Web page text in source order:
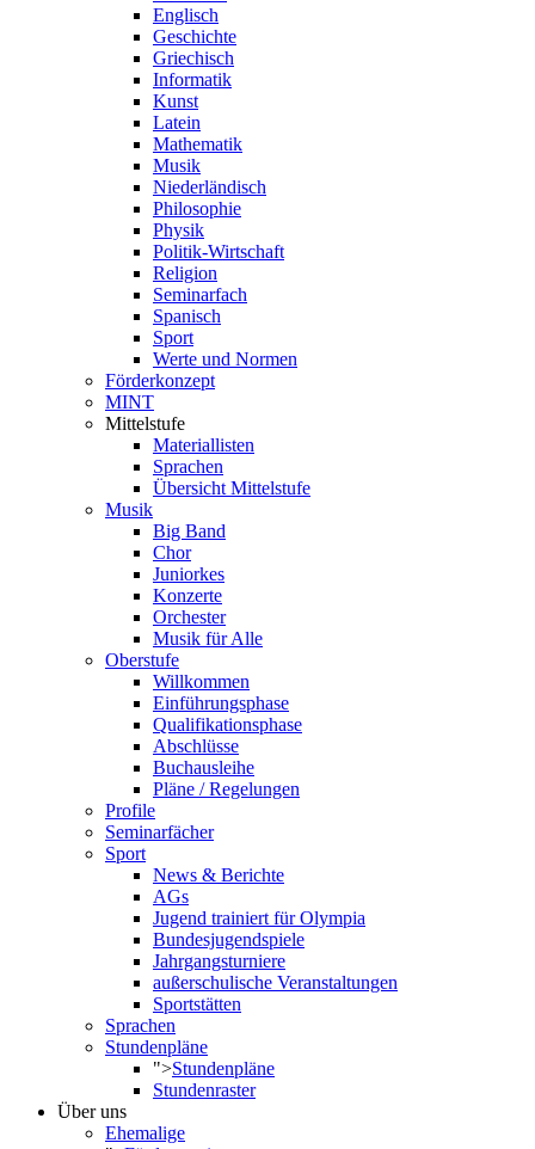
Englisch
Geschichte
Griechisch
Informatik
Kunst
Latein
Mathematik
Musik
Niederländisch
Philosophie
Physik
Politik-Wirtschaft
Religion
Seminarfach
Spanisch
Sport
Werte und Normen
Förderkonzept
MINT
Mittelstufe
Materiallisten
Sprachen
Übersicht Mittelstufe
Musik
Big Band
Chor
Juniorkes
Konzerte
Orchester
Musik für Alle
Oberstufe
Willkommen
Einführungsphase
Qualifikationsphase
Abschlüsse
Buchausleihe
Pläne / Regelungen
Profile
Seminarfächer
Sport
News & Berichte
AGs
Jugend trainiert für Olympia
Bundesjugendspiele
Jahrgangsturniere
außerschulische Veranstaltungen
Sportstätten
Sprachen
Stundenpläne
">Stundenpläne
Stundenraster
Über uns
Ehemalige